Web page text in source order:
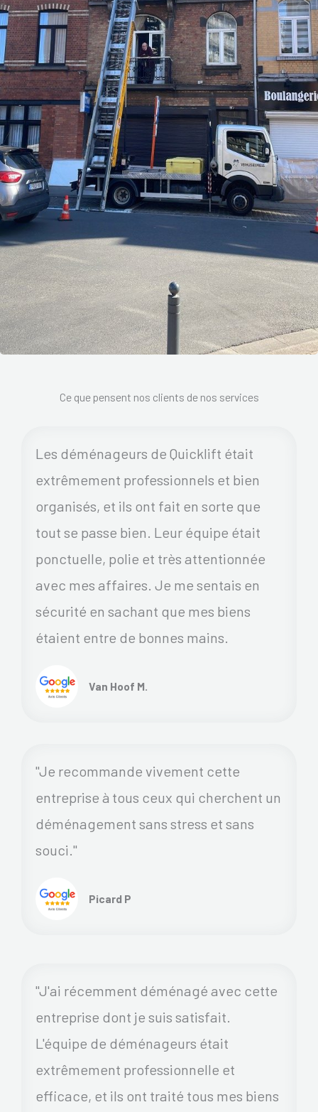
Ce que pensent nos clients de nos services
Les déménageurs de Quicklift était
extrêmement professionnels et bien
organisés, et ils ont fait en sorte que
tout se passe bien. Leur équipe était
ponctuelle, polie et très attentionnée
avec mes affaires. Je me sentais en
sécurité en sachant que mes biens
étaient entre de bonnes mains.
Van Hoof M.
"Je recommande vivement cette
entreprise à tous ceux qui cherchent un
déménagement sans stress et sans
souci."
Picard P
"J'ai récemment déménagé avec cette
entreprise dont je suis satisfait.
L'équipe de déménageurs était
extrêmement professionnelle et
efficace, et ils ont traité tous mes biens